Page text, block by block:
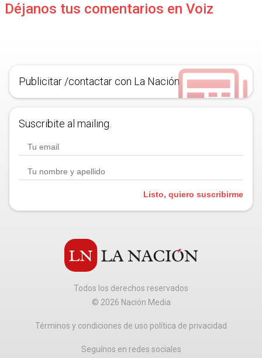
Déjanos tus comentarios en Voiz
Publicitar /contactar con La Nación
Suscribite al mailing.
Listo, quiero suscribirme
Todos los derechos reservados
© 2026 Nación Media
Términos y condiciones de uso política de privacidad
Seguínos en redes sociales